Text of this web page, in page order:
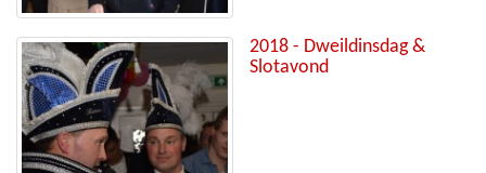
2018 - Dweildinsdag &
Slotavond